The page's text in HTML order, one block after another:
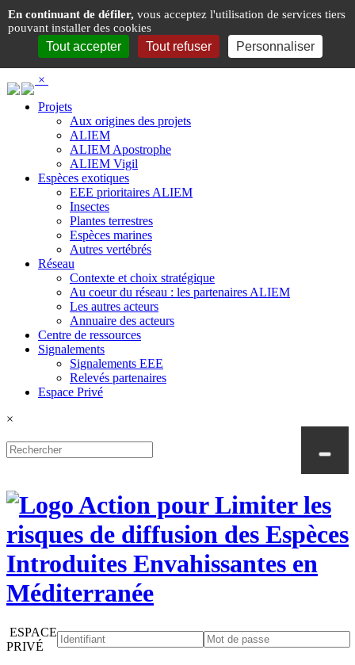
×
Projets
Aux origines des projets
ALIEM
ALIEM Apostrophe
ALIEM Vigil
Espèces exotiques
EEE prioritaires ALIEM
Insectes
Plantes terrestres
Espèces marines
Autres vertébrés
Réseau
Contexte et choix stratégique
Au coeur du réseau : les partenaires ALIEM
Les autres acteurs
Annuaire des acteurs
Centre de ressources
Signalements
Signalements EEE
Relevés partenaires
Espace Privé
×
ESPACE
PRIVÉ
Panneau de gestion des cookies
En continuant de défiler, vous acceptez l'utilisation de services tiers
pouvant installer des cookies
Tout accepter Tout refuser Personnaliser